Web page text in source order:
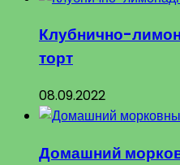
Клубнично-
торт
08.09.2022
Домашний